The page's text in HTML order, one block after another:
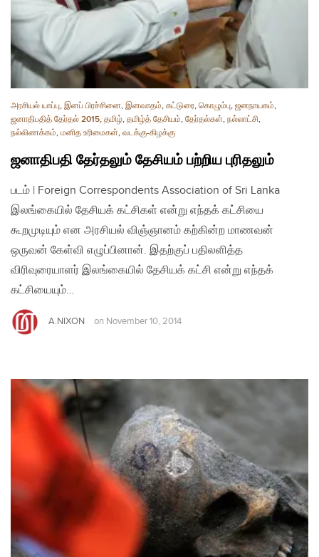
அரசியல் யாப்பு, இனப் பிரச்சினை, இனவாதம், கட்டுரை, கொழும்பு, ஜனநாயகம்,
ஜனாதிபதித் தேர்தல் 2015, தமிழ், தமிழ்த் தேசியம், தேர்தல்கள், நல்லாட்சி,
நல்லிணக்கம், மனித உரிமைகள், வடக்கு-கிழக்கு
ஜனாதிபதி தேர்தலும் தேசியம் பற்றிய புரிதலும்
படம் | Foreign Correspondents Association of Sri Lanka
இலங்கையில் தேசியக் கட்சிகள் என்று எந்தக் கட்சியை
கூறமுடியும் என அரசியல் விஞ்ஞானம் கற்கின்ற மாணவன்
ஒருவன் கேள்வி எழுப்பினான். இதற்குப் பதிலளித்த
விரிவுரையாளர் இலங்கையில் தேசியக் கட்சி என்று எந்தக்
கட்சியையும்…
A.NIXON on November 10, 2014